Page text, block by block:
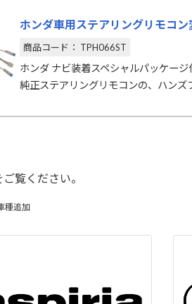
ホンダ車用ステアリングリモコ
商品コード： TPH066ST
ホンダ ナビ装着スペシャルパッケー
純正ステアリングリモコンの、ハンズ
覧ください。
種追加